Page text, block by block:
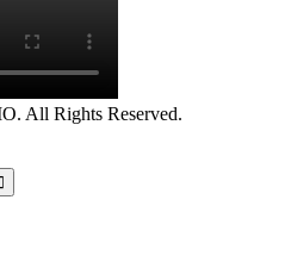
All Rights Reserved.